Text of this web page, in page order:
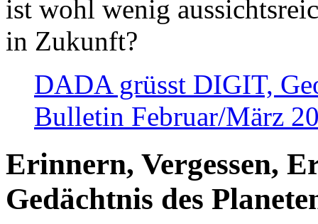
ist wohl wenig
in Zukunft?
DADA grüsst DIGIT,
Bulletin Februar/März
Erinnern, Vergessen,
Gedächtnis des